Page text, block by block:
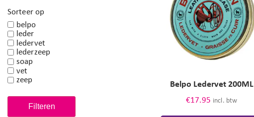
Sorteer op
belpo
leder
ledervet
lederzeep
soap
vet
zeep
Filteren
Belpo Ledervet 200ML
€17.95 incl. btw